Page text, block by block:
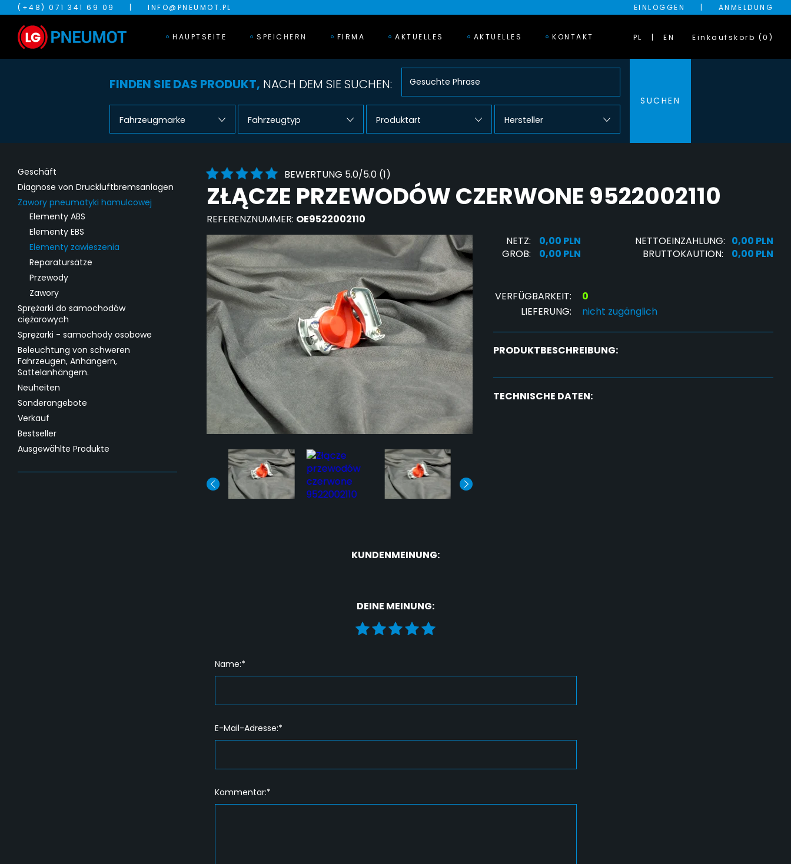
(+48) 071 341 69 09 | INFO@PNEUMOT.PL EINLOGGEN | ANMELDUNG
HAUPTSEITE SPEICHERN FIRMA AKTUELLES AKTUELLES KONTAKT PL EN Einkaufskorb (0)
FINDEN SIE DAS PRODUKT, NACH DEM SIE SUCHEN:
Fahrzeugmarke Fahrzeugtyp Produktart Hersteller
SUCHEN
Geschäft
Diagnose von Druckluftbremsanlagen
Zawory pneumatyki hamulcowej
Elementy ABS
Elementy EBS
Elementy zawieszenia
Reparatursätze
Przewody
Zawory
Sprężarki do samochodów
ciężarowych
Sprężarki - samochody osobowe
Beleuchtung von schweren
Fahrzeugen, Anhängern,
Sattelanhängern.
Neuheiten
Sonderangebote
Verkauf
Bestseller
Ausgewählte Produkte
BEWERTUNG 5.0/5.0 (1)
ZŁĄCZE PRZEWODÓW CZERWONE 9522002110
REFERENZNUMMER: OE9522002110
NETZ:
0,00 PLN
GROB:
0,00 PLN
NETTOEINZAHLUNG: 0,00 PLN
BRUTTOKAUTION:
0,00 PLN
VERFÜGBARKEIT:
0
LIEFERUNG:
nicht zugänglich
PRODUKTBESCHREIBUNG:
TECHNISCHE DATEN:
KUNDENMEINUNG:
DEINE MEINUNG:
Name:*
E-Mail-Adresse:*
Kommentar:*